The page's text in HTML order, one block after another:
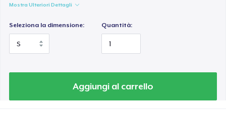
Mostra Ulteriori Dettagli
Seleziona la dimensione: Quantità:
Aggiungi al carrello